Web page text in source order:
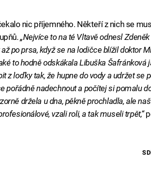
nic příjemného. Někteří z nich se
„Nejvíce to na té Vltavě odnesl
po prsa, když se na lodičce blížil doktor
to hodně odskákala Libuška Šafránková
z loďky tak, že hupne do vody a udržet se
pořádně nadechnout a počítej si pomalu
držela u dna, pěkně prochladla, ale
vzali roli, a tak museli trpět,“